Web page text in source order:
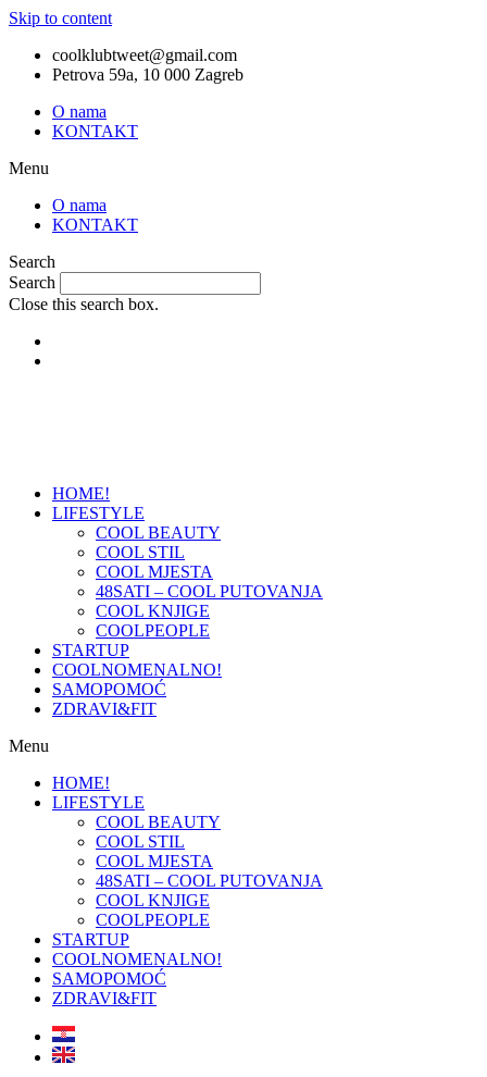
Skip to content
coolklubtweet@gmail.com
Petrova 59a, 10 000 Zagreb
O nama
KONTAKT
Menu
O nama
KONTAKT
Search
Search
Close this search box.
HOME!
LIFESTYLE
COOL BEAUTY
COOL STIL
COOL MJESTA
48SATI – COOL PUTOVANJA
COOL KNJIGE
COOLPEOPLE
STARTUP
COOLNOMENALNO!
SAMOPOMOĆ
ZDRAVI&FIT
Menu
HOME!
LIFESTYLE
COOL BEAUTY
COOL STIL
COOL MJESTA
48SATI – COOL PUTOVANJA
COOL KNJIGE
COOLPEOPLE
STARTUP
COOLNOMENALNO!
SAMOPOMOĆ
ZDRAVI&FIT